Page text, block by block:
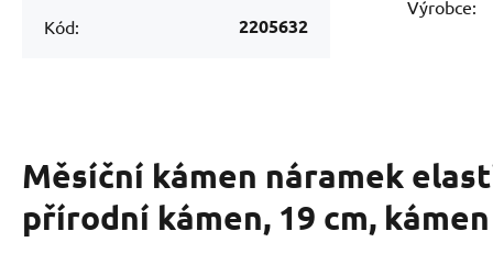
Kód: 2205632
Výrobce:
Měsíční kámen náramek
přírodní kámen, 19 cm,